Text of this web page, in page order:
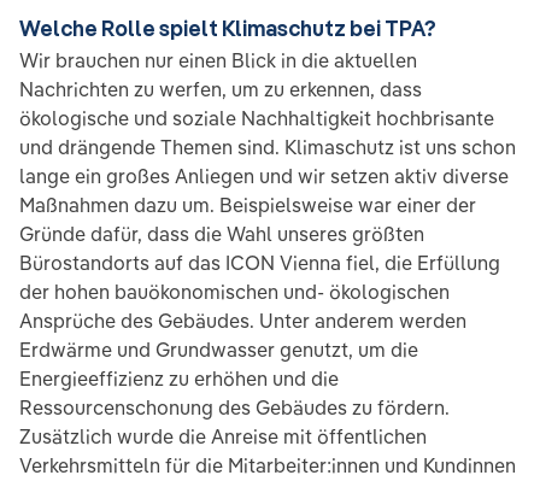
Welche Rolle spielt Klimaschutz bei TPA?
Wir brauchen nur einen Blick in die aktuellen
Nachrichten zu werfen, um zu erkennen, dass
ökologische und soziale Nachhaltigkeit hochbrisante
und drängende Themen sind. Klimaschutz ist uns schon
lange ein großes Anliegen und wir setzen aktiv diverse
Maßnahmen dazu um. Beispielsweise war einer der
Gründe dafür, dass die Wahl unseres größten
Bürostandorts auf das ICON Vienna fiel, die Erfüllung
der hohen bauökonomischen und- ökologischen
Ansprüche des Gebäudes. Unter anderem werden
Erdwärme und Grundwasser genutzt, um die
Energieeffizienz zu erhöhen und die
Ressourcenschonung des Gebäudes zu fördern.
Zusätzlich wurde die Anreise mit öffentlichen
Verkehrsmitteln für die Mitarbeiter:innen und Kundinnen